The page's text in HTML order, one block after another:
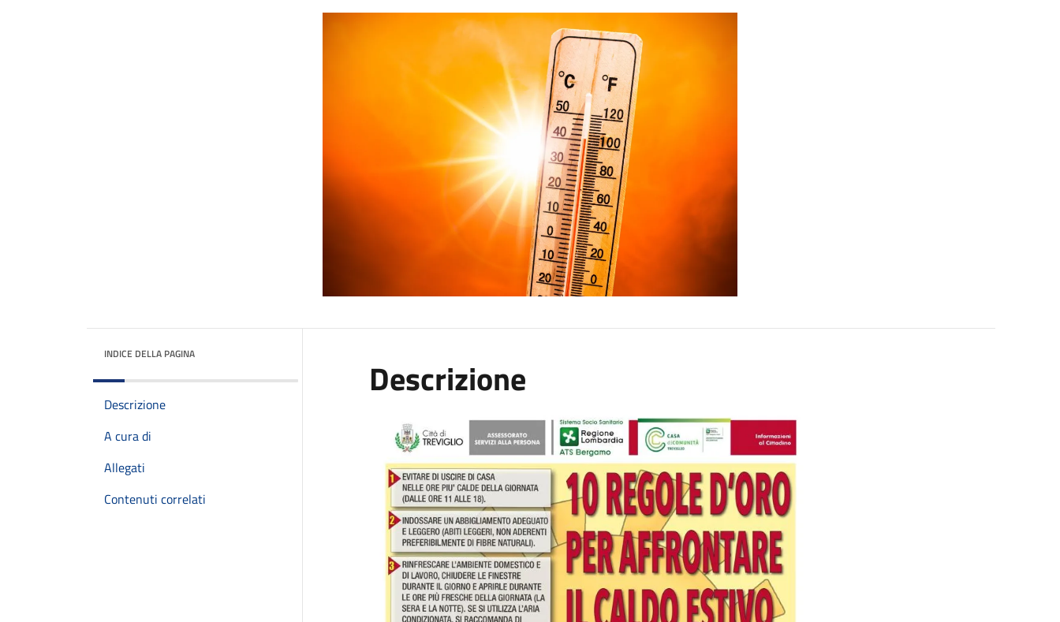
INDICE DELLA PAGINA
Descrizione
A cura di
Allegati
Contenuti correlati
Descrizione